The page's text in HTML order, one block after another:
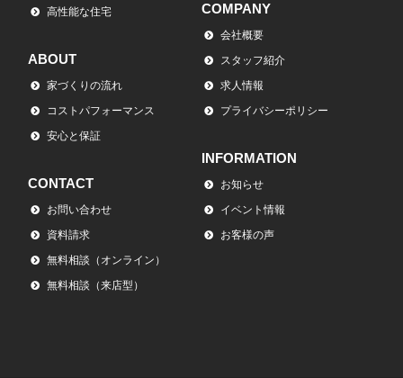
高性能な住宅
ABOUT
家づくりの流れ
コストパフォーマンス
安心と保証
CONTACT
お問い合わせ
資料請求
無料相談（オンライン）
無料相談（来店型）
COMPANY
会社概要
スタッフ紹介
求人情報
プライバシーポリシー
INFORMATION
お知らせ
イベント情報
お客様の声